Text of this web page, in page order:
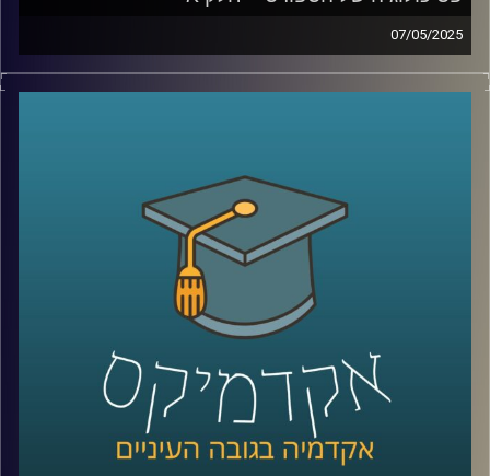
07/05/2025
גם באולימפיאדה שהתרחשה השנה בפריז והייתה מלאה בענפי
ספורט וספורטאים מהשורה הראשונה, היו ספורטאים
נפשיים משמעותיים, כאשר ספורטאים רבים חוו משברים
אישיים ונפשיים. בזכות ספורטאיות כמו סימון ביילס ונעמי
אוסקה, שדיברו בפתיחות על בריאות הנפש, המשחקים
האולימפיים והפאראלימפיים הפכו לנקודת ציון חשובה בהכרה
ובתמיכה בשיח על בעיות נפשיות וסיוע פסיכולוגי לספורטאים.
כיום, המודעות לקשיים נפשיים וללחצים הנלווים לעשייה
ספורטיבית תחרותית גבוהה יותר מאי פעם. חשוב לזכור
שספורטאים הם בני אדם עם תחושות כמו מתח, כאב, לחץ,
ציפיות, אכזבות וכישלונות, והתחום הספורטיבי מגדיל את כל
אלו. הצורך להשיג הישגים גבוהים ולהישאר ב-Top, במיוחד
מגיל צעיר, יחד עם שעות רבות של אימונים, מוסיף למתח
הנפשי. כאן נכנסים לתמונה פסיכולוגים של הספורט.